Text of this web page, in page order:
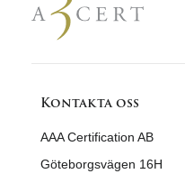
Kontakta oss
AAA Certification AB
Göteborgsvägen 16H